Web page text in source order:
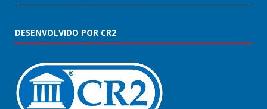
DESENVOLVIDO POR CR2